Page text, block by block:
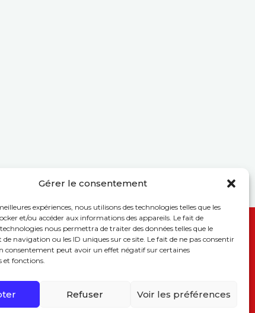
Gérer le consentement
expériences, nous utilisons des technologies telles que les
et/ou accéder aux informations des appareils. Le fait de
nous permettra de traiter des données telles que le
navigation ou les ID uniques sur ce site. Le fait de ne pas consentir
consentement peut avoir un effet négatif sur certaines
et fonctions.
Refuser Voir les préférences